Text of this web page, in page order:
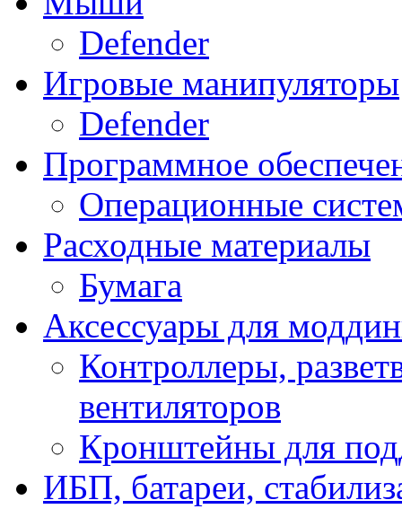
Defender
Игровые манипуляторы
Defender
Программное
Операционные
Расходные материалы
Бумага
Аксессуары для
Контроллеры,
вентиляторов
Кронштейны для
ИБП, батареи,